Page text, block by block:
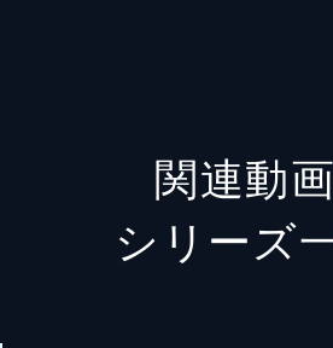
関連動
シリーズ